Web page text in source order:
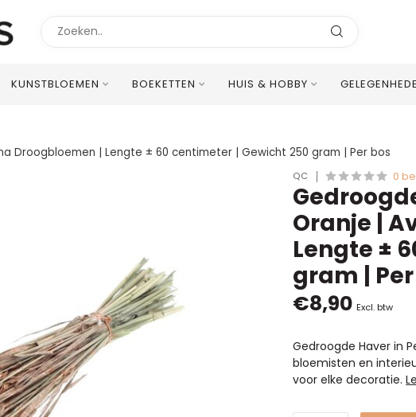
KUNSTBLOEMEN BOEKETTEN HUIS & HOBBY
Droogbloemen | Lengte ± 60 centimeter | Gewicht 250 gram | Per bos
QC 0
Oranje |
Lengte ±
gram |
€8,90 Excl. btw
Gedroogde Haver in
bloemisten en
voor elke decoratie.